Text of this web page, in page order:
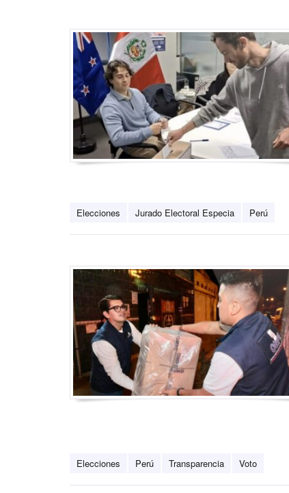
Elecciones Jurado Electoral Especia Perú
Elecciones Perú Transparencia Voto